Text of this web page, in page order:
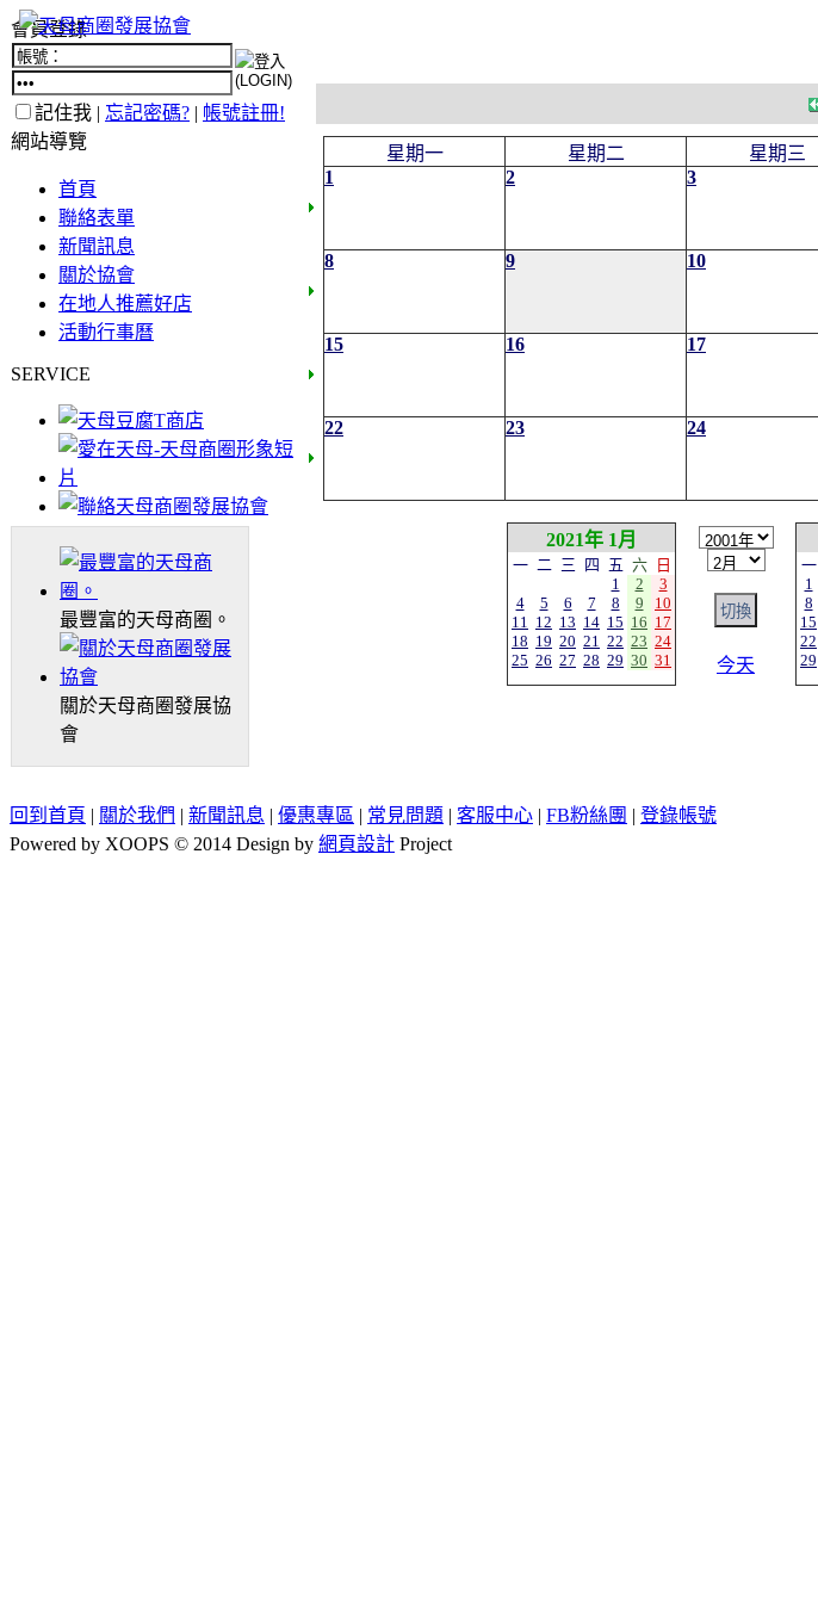
會員登錄
記住我 | 忘記密碼? | 帳號註冊!
網站導覽
首頁
聯絡表單
新聞訊息
關於協會
在地人推薦好店
活動行事曆
SERVICE
最豐富的天母商圈。
關於天母商圈發展協
會
星期一 星期二 星期三
1
2 3
8 9 10
15 16 17
22 23 24
2021年 1月
一 二 三 四 五 六
日
1
2
3
4
5 6 7 8 9
10
11 12 13 14 15 16 17
18 19 20 21 22 23 24
25 26 27 28 29 30 31 今天
一
1
8
15
22
29
回到首頁 | 關於我們 | 新聞訊息 | 優惠專區 | 常見問題 | 客服中心 | FB粉絲團 | 登錄帳號
Powered by XOOPS © 2014 Design by 網頁設計 Project